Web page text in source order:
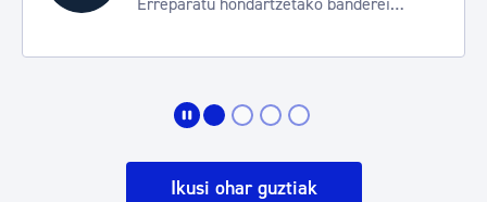
Erreparatu hondartzetako banderei
Ikusi ohar guztiak